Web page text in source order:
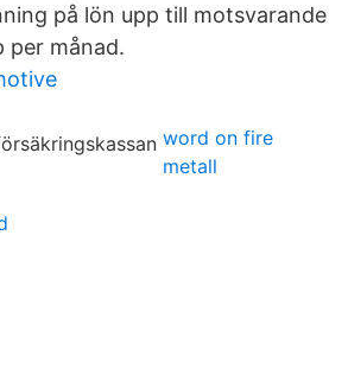
på lön upp till motsvarande
per månad.
word on fire
metall